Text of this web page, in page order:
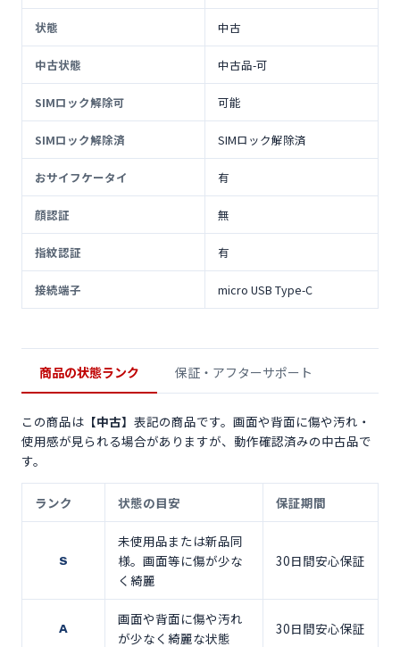
状態 中古
中古状態 中古品-可
SIMロック解除可 可能
SIMロック解除済 SIMロック解除済
おサイフケータイ 有
顔認証 無
指紋認証 有
接続端子 micro USB Type-C
商品の状態ランク 保証・アフターサポート
この商品は 【中古】 表記の商品です。画面や背面に傷や汚れ・
使用感が見られる場合がありますが、動作確認済みの中古品で
す。
ランク 状態の目安 保証期間
S
未使用品または新品同
様。画面等に傷が少な
く綺麗
30日間安心保証
A
画面や背面に傷や汚れ
が少なく綺麗な状態
30日間安心保証